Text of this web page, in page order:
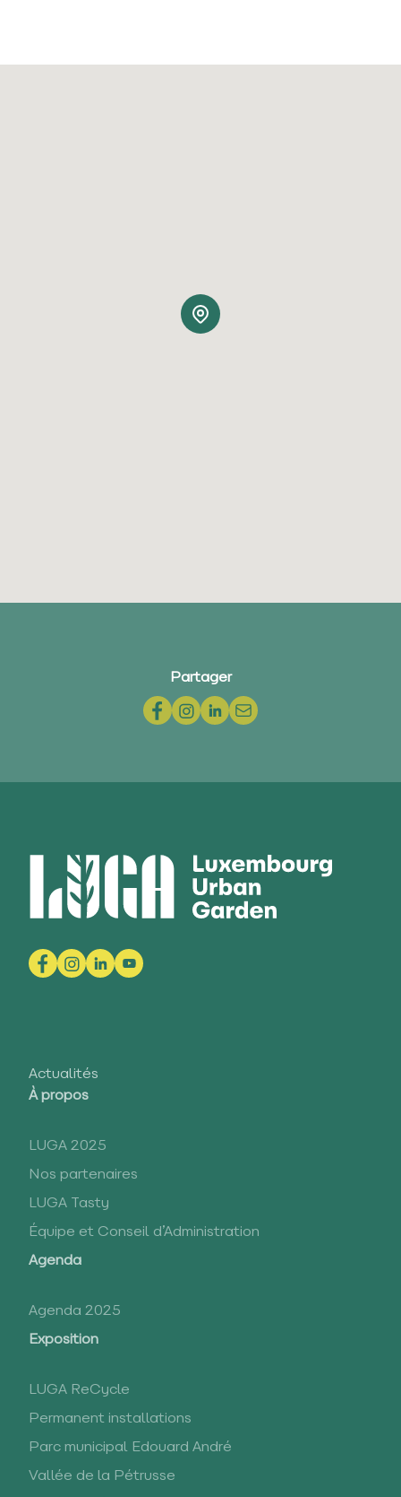
Partager
Actualités
À propos
LUGA 2025
Nos partenaires
LUGA Tasty
Équipe et Conseil d’Administration
Agenda
Agenda 2025
Exposition
LUGA ReCycle
Permanent installations
Parc municipal Edouard André
Vallée de la Pétrusse